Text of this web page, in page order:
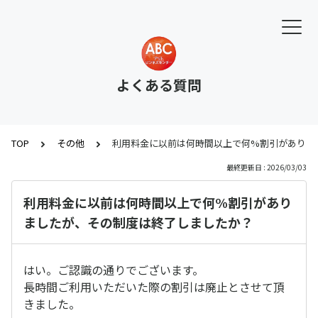
よくある質問
TOP その他 利用料金に以前は何時間以上で何%割引があり
最終更新日 : 2026/03/03
利用料金に以前は何時間以上で何%割引があり
ましたが、その制度は終了しましたか？
はい。ご認識の通りでございます。
長時間ご利用いただいた際の割引は廃止とさせて頂
きました。